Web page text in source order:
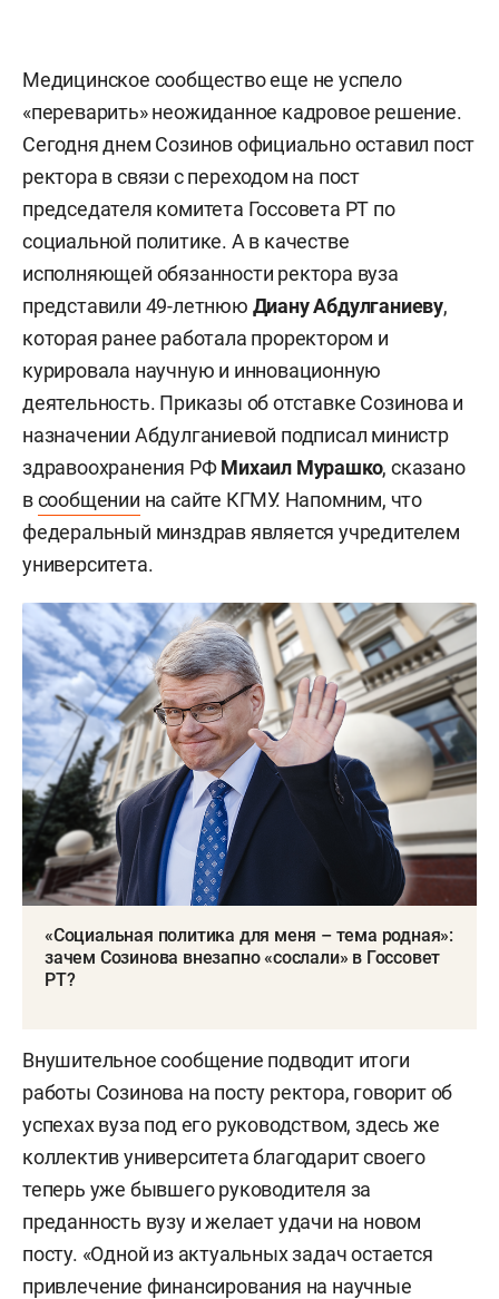
Медицинское сообщество еще не успело
«переварить» неожиданное кадровое решение.
Сегодня днем Созинов официально оставил пост
ректора в связи с переходом на пост
председателя комитета Госсовета РТ по
социальной политике. А в качестве
исполняющей обязанности ректора вуза
представили 49-летнюю Диану Абдулганиеву,
которая ранее работала проректором и
курировала научную и инновационную
деятельность. Приказы об отставке Созинова и
назначении Абдулганиевой подписал министр
здравоохранения РФМихаил Мурашко, сказано
всообщении на сайте КГМУ. Напомним, что
федеральный минздрав является учредителем
университета.
«Социальная политика для меня – тема родная»:
зачем Созинова внезапно «сослали» в Госсовет
РТ?
Внушительное сообщение подводит итоги
работы Созинова на посту ректора, говорит об
успехах вуза под его руководством, здесь же
коллектив университета благодарит своего
теперь уже бывшего руководителя за
преданность вузу и желает удачи на новом
посту. «Одной из актуальных задач остается
привлечение финансирования на научные